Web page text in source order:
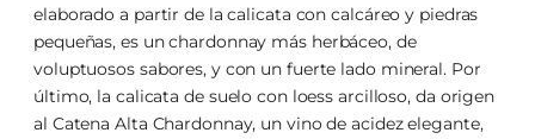
elaborado a partir de la calicata con calcáreo y piedras
pequeñas, es un chardonnay más herbáceo, de
voluptuosos sabores, y con un fuerte lado mineral. Por
último, la calicata de suelo con loess arcilloso, da origen
al Catena Alta Chardonnay, un vino de acidez elegante,